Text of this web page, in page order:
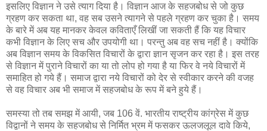
इसलिए विज्ञान ने उसे त्याग दिया है। विज्ञान आज के सहजबोध से जो कुछ
ग्रहण कर सकता था, वह सब उसने त्यागने से पहले ग्रहण कर चुका है। समय
के बारे में अब यह मानकर केवल कविताएँ लिखीं जा सकती हैं कि यह विचार
कभी विज्ञान के लिए सच और उपयोगी था। परन्तु अब वह सच नहीं है। क्योंकि
अब विज्ञान समय के विकसित विचारों के द्वारा ज्ञान सृजन कर रहा है। इस तरह
से विज्ञान में पुराने विचारों का या तो लोप हो गया है या फिर वे नये विचारों में
समाहित हो गये हैं। समाज द्वारा नये विचारों को देर से स्वीकार करने की वजह
से वह विचार अब भी समाज में सहजबोध के रूप में बने हुये हैं।
समस्या तो तब समझ में आयी, जब 106 वें. भारतीय राष्ट्रीय कांग्रेस में कुछ
विद्वानों ने समय के सहजबोध से निर्मित भ्रम में फसकर ऊलजलूल दावे किये,